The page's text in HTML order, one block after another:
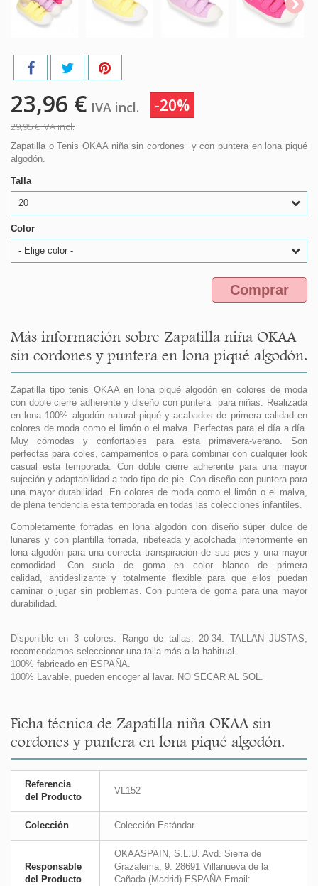
23,96 € IVA incl. -20%
29,95 €IVA incl.
Zapatilla o Tenis OKAA niña sin cordones y con puntera en lona piqué
algodón.
Talla
20
Color
- Elige color -
Comprar
Más información sobre Zapatilla niña OKAA
sin cordones y puntera en lona piqué algodón.
Zapatilla tipo tenis OKAA en lona piqué algodón en colores de moda
con doble cierre adherente y diseño con puntera para niñas. Realizada
en lona 100% algodón natural piqué y acabados de primera calidad en
colores de moda como el limón o el malva. Perfectas para el día a día.
Muy cómodas y confortables para esta primavera-verano. Son
perfectas para coles, campamentos o para combinar con cualquier look
casual esta temporada. Con doble cierre adherente para una mayor
sujeción y adaptabilidad a todo tipo de pie. Con diseño con puntera para
una mayor durabilidad. En colores de moda como el limón o el malva,
de plena tendencia esta temporada en todas las colecciones infantiles.
Completamente forradas en lona algodón con diseño súper dulce de
lunares y con plantilla forrada, ribeteada y acolchada interiormente en
lona algodón para una correcta transpiración de sus pies y una mayor
comodidad. Con suela de goma en color blanco de primera
calidad, antideslizante y totalmente flexible para que ellos puedan
caminar o jugar sin problemas. Con puntera de goma para una mayor
durabilidad.
Disponible en 3 colores. Rango de tallas: 20-34. TALLAN JUSTAS,
recomendamos seleccionar una talla más a la habitual.
100% fabricado en ESPAÑA.
100% Lavable, pueden encoger al lavar. NO SECAR AL SOL.
Ficha técnica de Zapatilla niña OKAA sin
cordones y puntera en lona piqué algodón.
Referencia
del Producto
VL152
Colección Colección Estándar
Responsable
del Producto
OKAASPAIN, S.L.U. Avd. Sierra de
Grazalema, 9. 28691 Villanueva de la
Cañada (Madrid) ESPAÑA Email: